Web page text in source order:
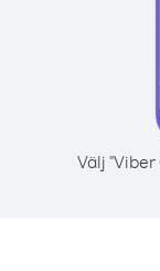
Välj